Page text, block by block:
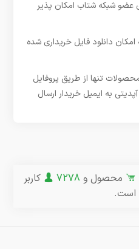
عضو شبکه شتاب امکان پذیر
دانلود فایل خریداری شده
تنها از طریق پروفایل
به ایمیل خریدار ارسال
محصول و 7278
کاربر
است.